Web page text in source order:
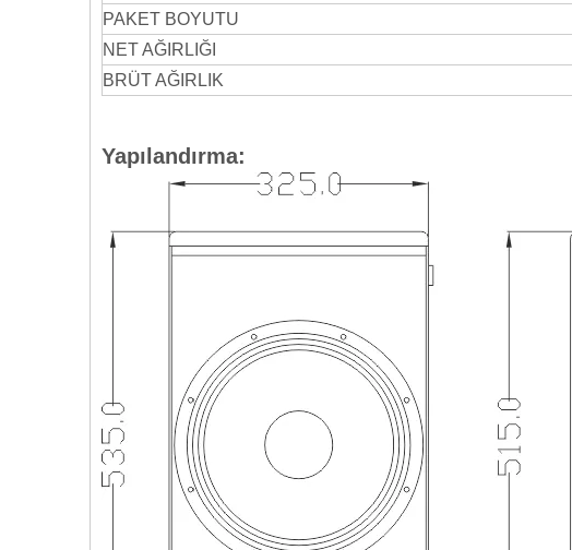
PAKET BOYUTU
NET AĞIRLIĞI
BRÜT AĞIRLIK
Yapılandırma: